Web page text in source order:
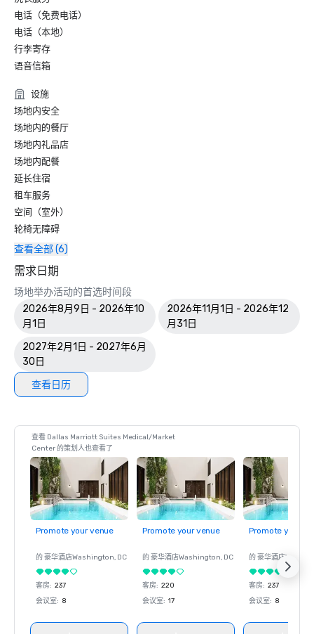
电话（免费电话）
电话（本地）
行李寄存
语音信箱
设施
场地内安全
场地内的餐厅
场地内礼品店
场地内配餐
延长住宿
租车服务
空间（室外）
轮椅无障碍
查看全部 (6)
需求日期
场地举办活动的首选时间段
2026年8月9日 - 2026年10
月1日
2026年11月1日 - 2026年12
月31日
2027年2月1日 - 2027年6月
30日
查看日历
查看 Dallas Marriott Suites Medical/Market
Center 的策划人也查看了
Promote your venue
的 豪华酒店Washington, DC
客房: 237
会议室: 8
Promote your venue
的 豪华酒店Washington, DC
客房: 220
会议室: 17
Promote your
的 豪华酒店
客房: 237
会议室: 8